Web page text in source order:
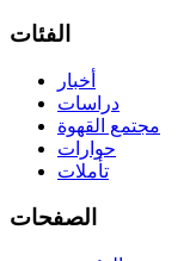
الفئات
أخبار
دراسات
مجتمع القهوة
حوارات
تأملات
الصفحات